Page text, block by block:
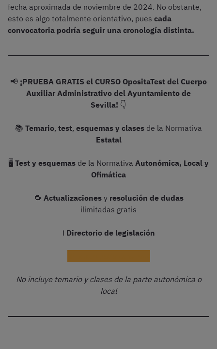
fecha aproximada de noviembre de 2024. No obstante,
esto es algo totalmente orientativo, pues cada
convocatoria podría seguir una cronología distinta.
📢 ¡PRUEBA GRATIS el CURSO OpositaTest del Cuerpo
Auxiliar Administrativo del Ayuntamiento de
Sevilla! 👇
📚 Temario, test, esquemas y clases de la Normativa
Estatal
🖥️ Test y esquemas de la Normativa Autonómica, Local y
Ofimática
🔁 Actualizaciones y resolución de dudas
ilimitadas gratis
ℹ️ Directorio de legislación
No incluye temario y clases de la parte autonómica o
local